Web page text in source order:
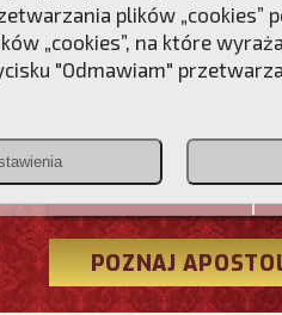
Christiana
POZNAJ
plików „cookies”
„cookies”, na które
"Odmawiam"